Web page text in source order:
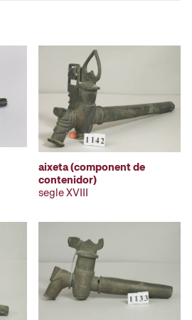
aixeta (component de
contenidor)
segle XVIII